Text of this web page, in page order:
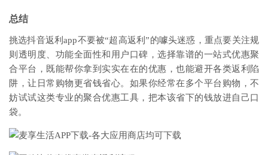
总结
挑选抖音返利app不要被“超高返利”的噱头迷惑，重点要关注规
则透明度、功能全面性和用户口碑，选择靠谱的一站式优惠聚
合平台，既能帮你拿到实实在在的优惠，也能避开各类返利陷
阱，让日常购物更省钱省心。如果你经常在多个平台购物，不
妨试试这类专业的聚合优惠工具，把本该省下的钱放进自己口
袋。